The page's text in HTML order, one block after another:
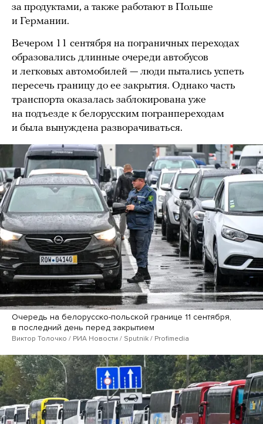
за продуктами, а также работают в Польше
и Германии.
Вечером 11 сентября на пограничных переходах
образовались длинные очереди автобусов
и легковых автомобилей — люди пытались успеть
пересечь границу до ее закрытия. Однако часть
транспорта оказалась заблокирована уже
на подъезде к белорусским погранпереходам
и была вынуждена разворачиваться.
Очередь на белорусско-польской границе 11 сентября,
в последний день перед закрытием
Виктор Толочко / РИА Новости / Sputnik / Profimedia